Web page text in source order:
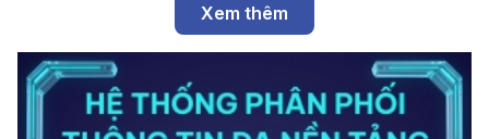
Xem thêm